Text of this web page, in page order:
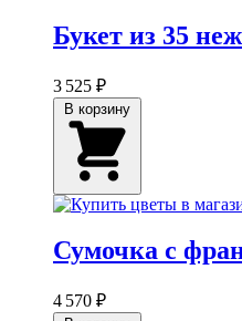
Букет из 35
3 525 ₽
Сумочка с
4 570 ₽